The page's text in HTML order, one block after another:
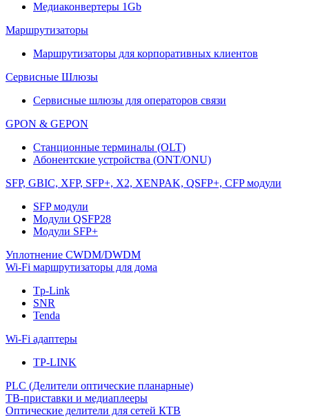
Медиаконвертеры 1Gb
Маршрутизаторы
Маршрутизаторы для корпоративных клиентов
Сервисные Шлюзы
Сервисные шлюзы для операторов связи
GPON & GEPON
Станционные терминалы (OLT)
Абонентские устройства (ONT/ONU)
SFP, GBIC, XFP, SFP+, X2, XENPAK, QSFP+, CFP модули
SFP модули
Модули QSFP28
Модули SFP+
Уплотнение CWDM/DWDM
Wi-Fi маршрутизаторы для дома
Tp-Link
SNR
Tenda
Wi-Fi адаптеры
TP-LINK
PLC (Делители оптические планарные)
ТВ-приставки и медиаплееры
Оптические делители для сетей КТВ